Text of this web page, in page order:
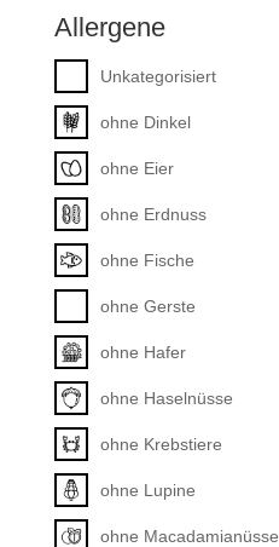
Allergene
Unkategorisiert
ohne Dinkel
ohne Eier
ohne Erdnuss
ohne Fische
ohne Gerste
ohne Hafer
ohne Haselnüsse
ohne Krebstiere
ohne Lupine
ohne Macadamianüsse